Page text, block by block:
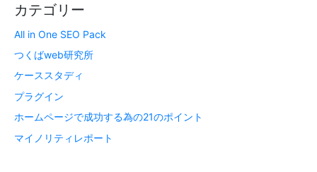
カテゴリー
All in One SEO Pack
つくばweb研究所
ケーススタディ
プラグイン
ホームページで成功する為の21のポイント
マイノリティレポート